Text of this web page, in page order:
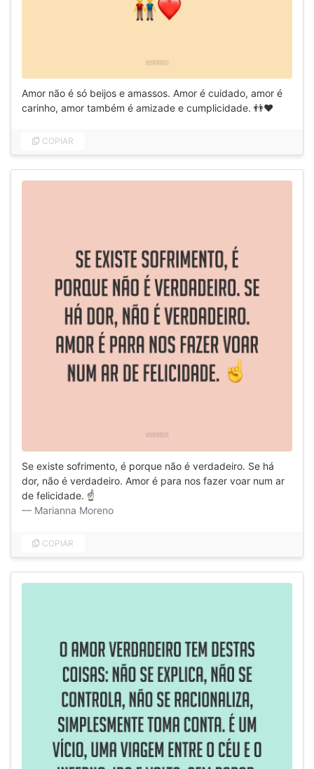
Amor não é só beijos e amassos. Amor é cuidado, amor é
carinho, amor também é amizade e cumplicidade. 👬❤️
COPIAR
Se existe sofrimento, é porque não é verdadeiro. Se há
dor, não é verdadeiro. Amor é para nos fazer voar num ar
de felicidade. ☝️
Marianna Moreno
COPIAR